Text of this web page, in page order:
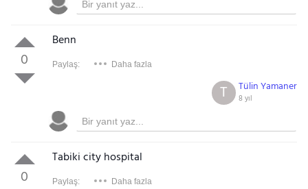
0
Benn
Paylaş: Daha fazla
Tülin Yamaner
8 yıl
T
0
Tabiki city hospital
Paylaş: Daha fazla